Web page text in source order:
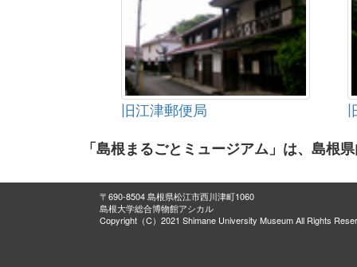
旧江津郵便局
「島根まるごとミュージアム」は、島根
〒690-8504 島根県松江市西川津町1060
島根大学総合博物館アシカル
Copyright（C）2021 Shimane University Museum All Rights